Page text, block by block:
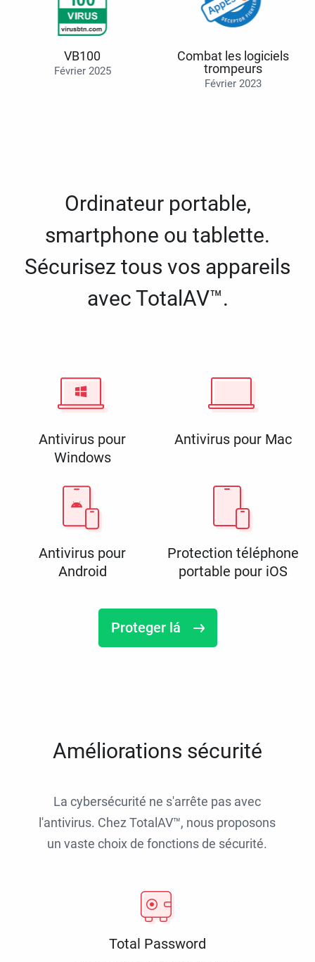
VB100
Février 2025
Combat les logiciels
trompeurs
Février 2023
Ordinateur portable,
smartphone ou tablette.
Sécurisez tous vos appareils
avec TotalAV™.
Antivirus pour
Windows
Antivirus pour Mac
Antivirus pour
Android
Protection téléphone
portable pour iOS
Proteger lá
Améliorations sécurité
La cybersécurité ne s'arrête pas avec
l'antivirus. Chez TotalAV™, nous proposons
un vaste choix de fonctions de sécurité.
Total Password